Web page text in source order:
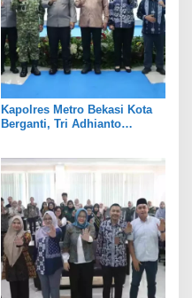
Kapolres Metro Bekasi Kota
Berganti, Tri Adhianto